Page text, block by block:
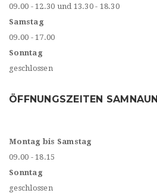
09.00 - 12.30 und 13.30 - 18.30
Samstag
09.00 - 17.00
Sonntag
geschlossen
ÖFFNUNGSZEITEN SAMNAUN
Montag bis Samstag
09.00 - 18.15
Sonntag
geschlossen